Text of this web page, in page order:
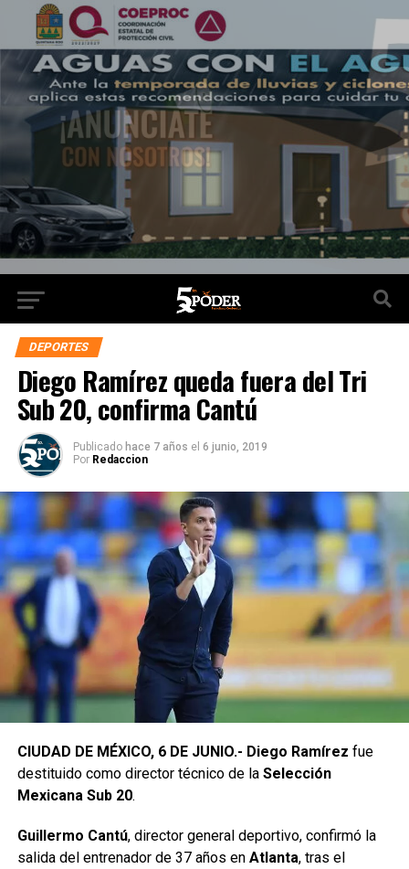
DEPORTES
Diego Ramírez queda fuera del Tri
Sub 20, confirma Cantú
Publicado hace 7 años el 6 junio, 2019
Por Redaccion
CIUDAD DE MÉXICO, 6 DE JUNIO.- Diego Ramírez fue
destituido como director técnico de la Selección
Mexicana Sub 20.
Guillermo Cantú, director general deportivo, confirmó la
salida del entrenador de 37 años en Atlanta, tras el